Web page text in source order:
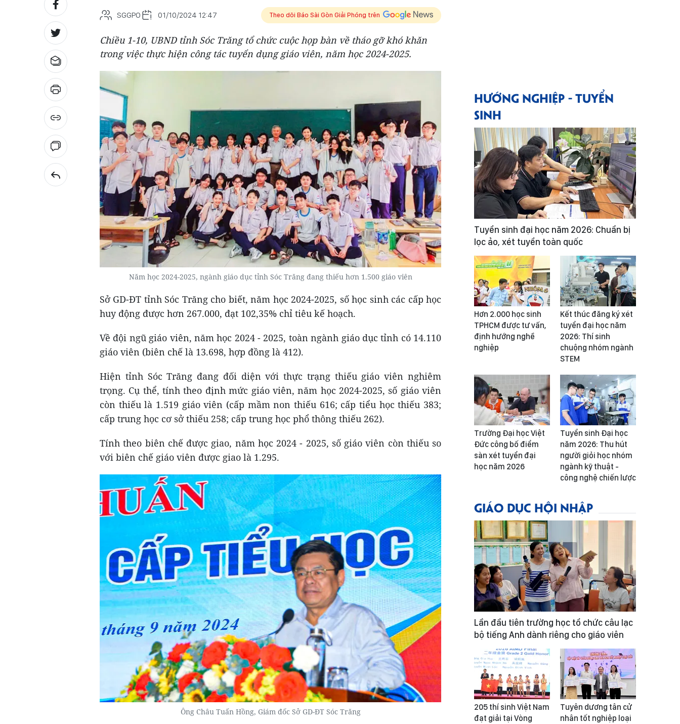
SGGPO 01/10/2024 12:47 Theo dõi Báo Sài Gòn Giải Phóng trên
Chiều 1-10, UBND tỉnh Sóc Trăng tổ chức cuộc họp bàn về tháo gỡ khó khăn
trong việc thực hiện công tác tuyển dụng giáo viên, năm học 2024-2025.
Năm học 2024-2025, ngành giáo dục tỉnh Sóc Trăng đang thiếu hơn 1.500 giáo viên
Sở GD-ĐT tỉnh Sóc Trăng cho biết, năm học 2024-2025, số học sinh các cấp học
huy động được hơn 267.000, đạt 102,35% chỉ tiêu kế hoạch.
Về đội ngũ giáo viên, năm học 2024 - 2025, toàn ngành giáo dục tỉnh có 14.110
giáo viên (biên chế là 13.698, hợp đồng là 412).
Hiện tỉnh Sóc Trăng đang đối diện với thực trạng thiếu giáo viên nghiêm
trọng. Cụ thể, tính theo định mức giáo viên, năm học 2024-2025, số giáo viên
còn thiếu là 1.519 giáo viên (cấp mầm non thiếu 616; cấp tiểu học thiếu 383;
cấp trung học cơ sở thiếu 258; cấp trung học phổ thông thiếu 262).
Tính theo biên chế được giao, năm học 2024 - 2025, số giáo viên còn thiếu so
với biên chế giáo viên được giao là 1.295.
Ông Châu Tuấn Hồng, Giám đốc Sở GD-ĐT Sóc Trăng
HƯỚNG NGHIỆP - TUYỂN
SINH
Tuyển sinh đại học năm 2026: Chuẩn bị
lọc ảo, xét tuyển toàn quốc
Hơn 2.000 học sinh
TPHCM được tư vấn,
định hướng nghề
nghiệp
Kết thúc đăng ký xét
tuyển đại học năm
2026: Thí sinh
chuộng nhóm ngành
STEM
Trường Đại học Việt
Đức công bố điểm
sàn xét tuyển đại
học năm 2026
Tuyển sinh Đại học
năm 2026: Thu hút
người giỏi học nhóm
ngành kỹ thuật -
công nghệ chiến lược
GIÁO DỤC HỘI NHẬP
Lần đầu tiên trường học tổ chức câu lạc
bộ tiếng Anh dành riêng cho giáo viên
205 thí sinh Việt Nam
đạt giải tại Vòng
Tuyên dương tân cử
nhân tốt nghiệp loại